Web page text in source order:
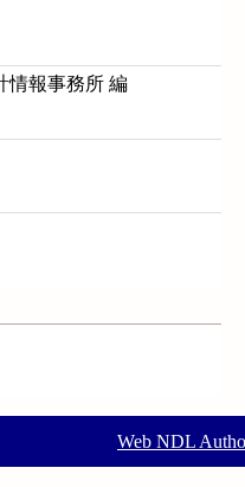
情報事務所 編
Web NDL